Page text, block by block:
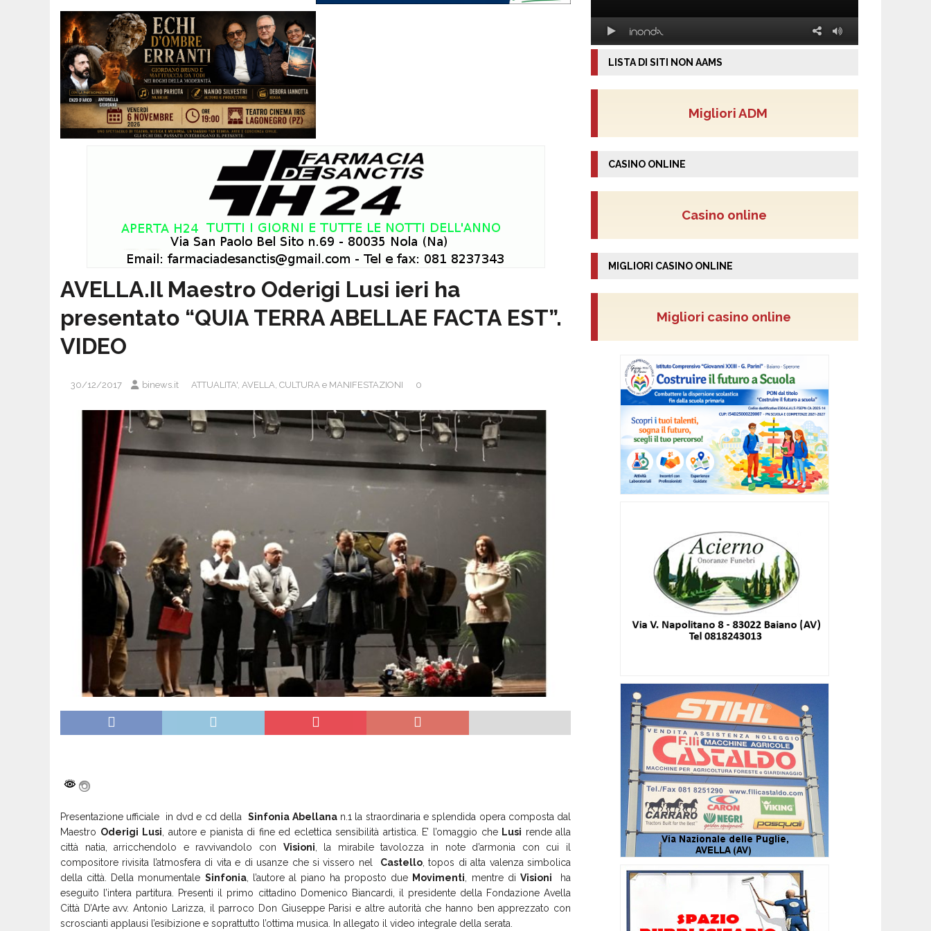
AVELLA.Il Maestro Oderigi Lusi ieri ha
presentato “QUIA TERRA ABELLAE FACTA EST”.
VIDEO
30/12/2017 binews.it ATTUALITA', AVELLA, CULTURA e MANIFESTAZIONI 0
Presentazione ufficiale in dvd e cd della Sinfonia Abellanan.1 la straordinaria e splendida opera composta dal
Maestro Oderigi Lusi , autore e pianista di fine ed eclettica sensibilità artistica. E’ l’omaggio che Lusi rende alla
città natia, arricchendolo e ravvivandolo con Visioni , la mirabile tavolozza in note d’armonia con cui il
compositore rivisita l’atmosfera di vita e di usanze che si vissero nel Castello, topos di alta valenza simbolica
della città. Della monumentale Sinfonia, l’autore al piano ha proposto due Movimenti , mentre di Visioni ha
eseguito l’intera partitura. Presenti il primo cittadino Domenico Biancardi, il presidente della Fondazione Avella
Città D’Arte avv. Antonio Larizza, il parroco Don Giuseppe Parisi e altre autorità che hanno ben apprezzato con
scroscianti applausi l’esibizione e soprattutto l’ottima musica. In allegato il video integrale della serata.
LISTA DI SITI NON AAMS
Migliori ADM
CASINO ONLINE
Casino online
MIGLIORI CASINO ONLINE
Migliori casino online